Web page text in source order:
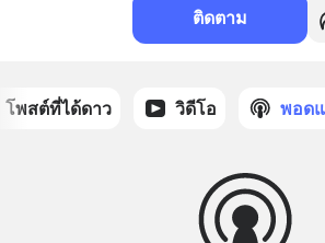
ติดตาม
โพสต์ที่ได้ดาว วิดีโอ พอด